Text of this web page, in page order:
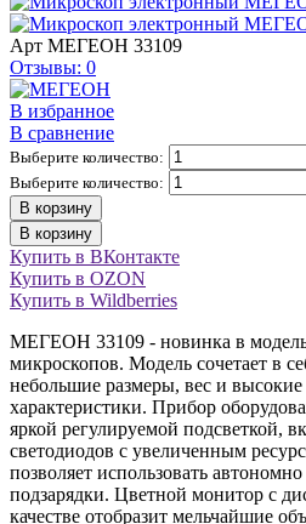
Арт МЕГЕОН 33109
Отзывы: 0
В избранное
В сравнение
Выберите количество:
Выберите количество:
В корзину
В корзину
Купить в ВКонтакте
Купить в OZON
Купить в Wildberries
МЕГЕОН 33109 - новинка в
микроскопов. Модель сочетает в
небольшие размеры, вес и
характеристики. Прибор
яркой регулируемой подсветкой,
светодиодов с увеличенным
позволяет использовать
подзарядки. Цветной монитор с
качестве отобразит мельчайшие